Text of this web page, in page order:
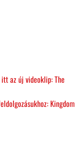
itt az új videoklip: The
Kingdom